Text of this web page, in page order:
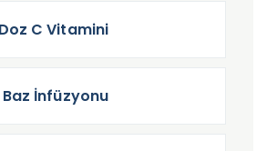
C Vitamini
İnfüzyonu